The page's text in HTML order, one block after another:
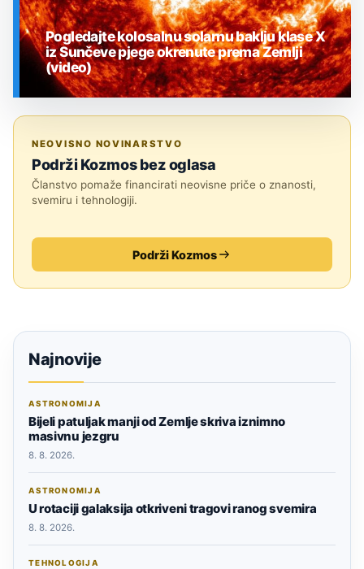
Pogledajte kolosalnu solarnu baklju klase X
iz Sunčeve pjege okrenute prema Zemlji
(video)
NEOVISNO NOVINARSTVO
Podrži Kozmos bez oglasa
Članstvo pomaže financirati neovisne priče o znanosti,
svemiru i tehnologiji.
Podrži Kozmos
Najnovije
ASTRONOMIJA
Bijeli patuljak manji od Zemlje skriva iznimno
masivnu jezgru
8. 8. 2026.
ASTRONOMIJA
U rotaciji galaksija otkriveni tragovi ranog svemira
8. 8. 2026.
TEHNOLOGIJA